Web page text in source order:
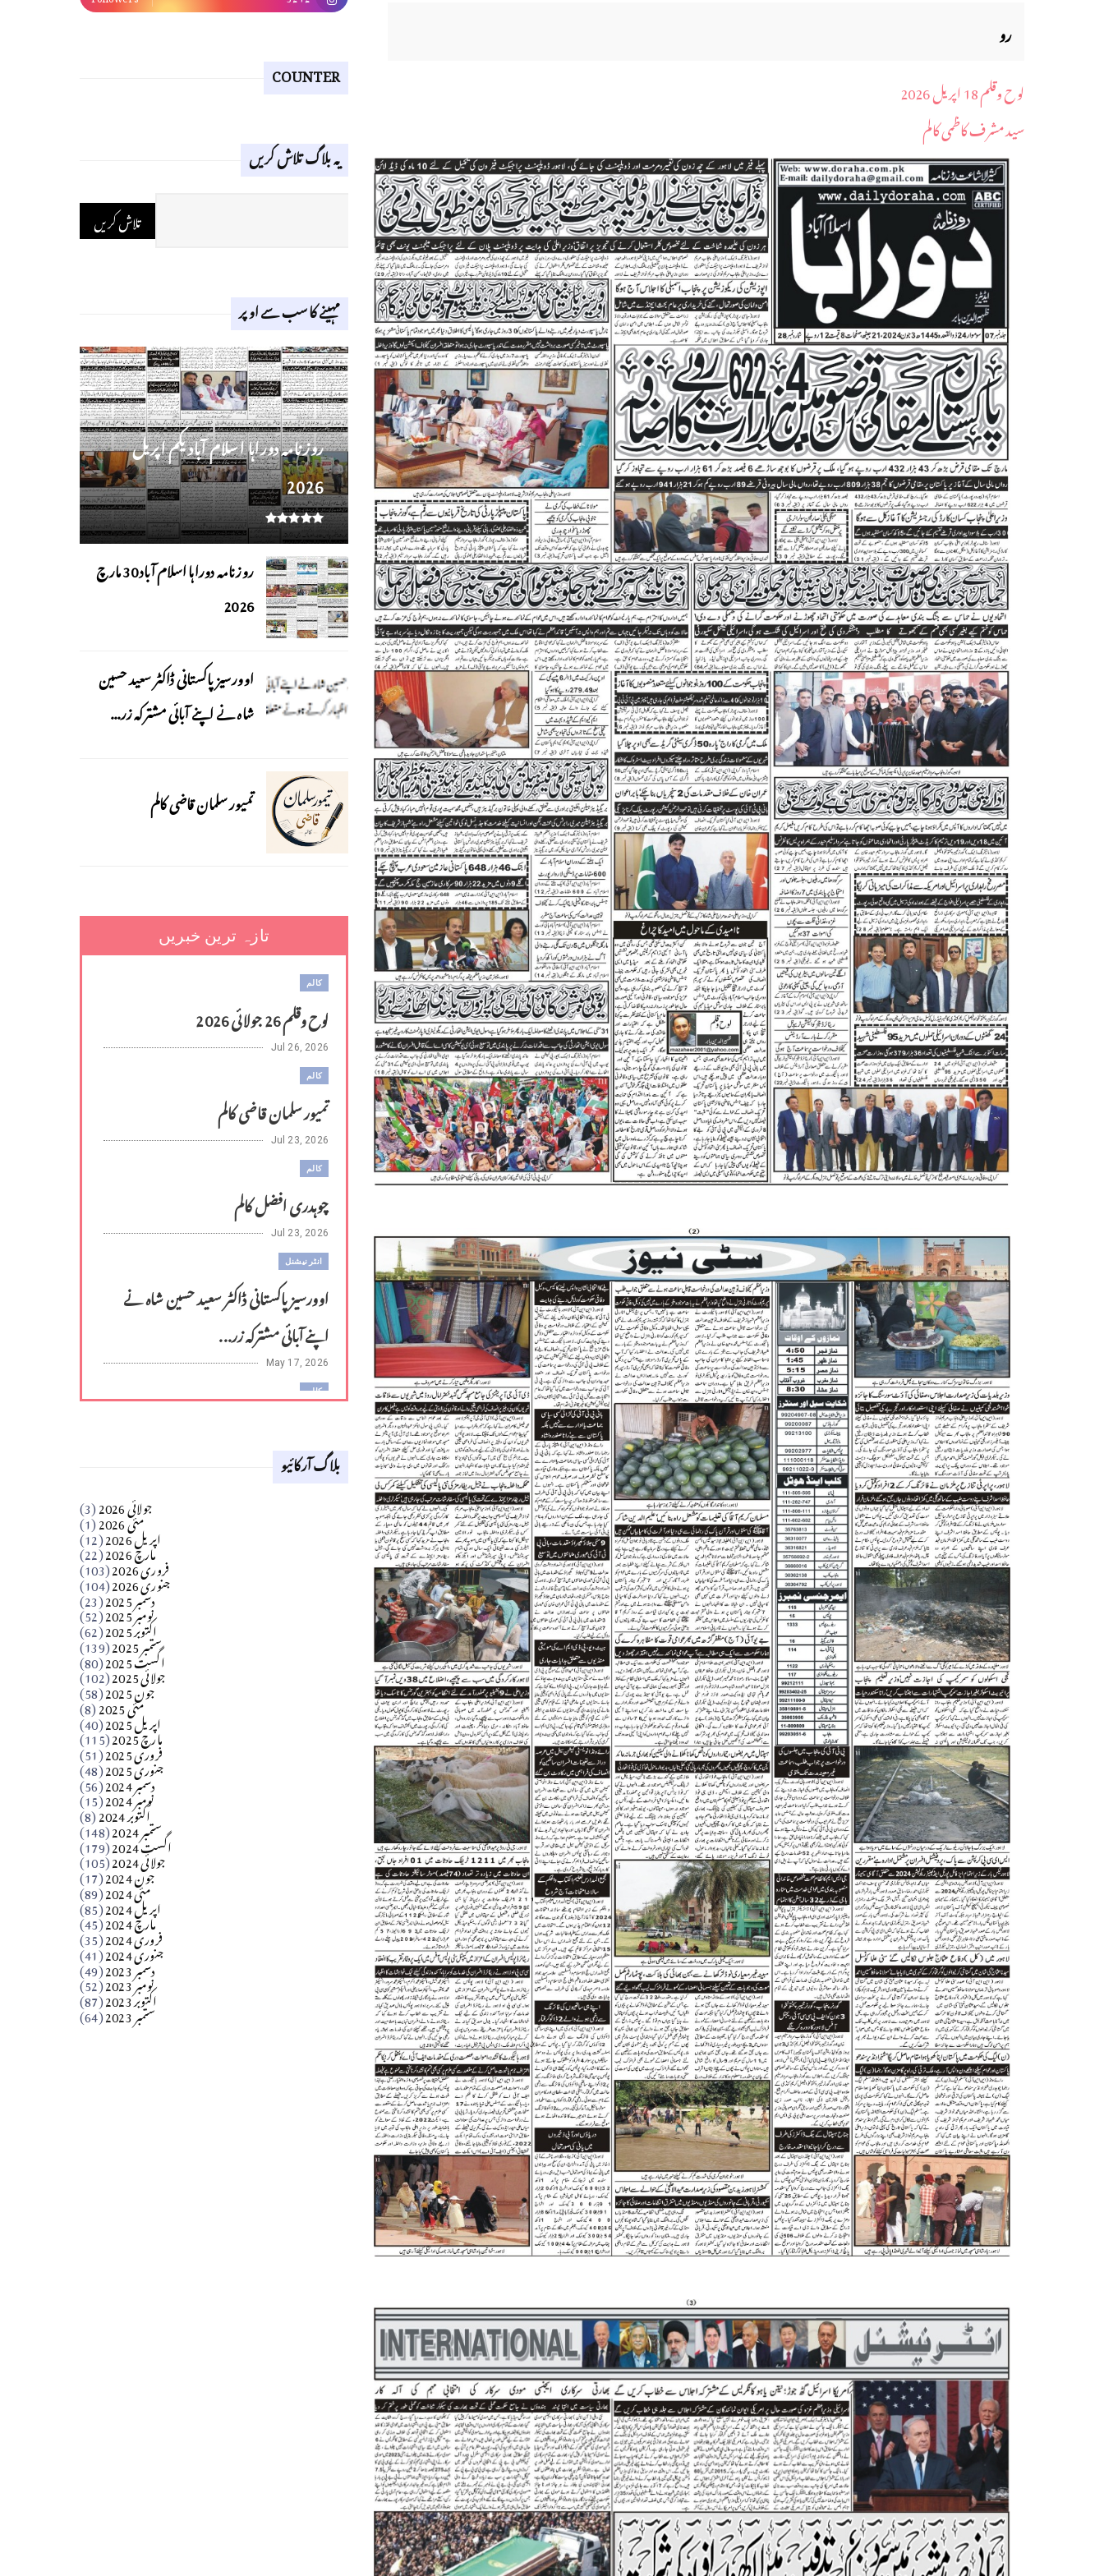
رو
لوح وقلم 18 اپریل 2026
سید مشرف کاظمی کالم
COUNTER
یہ بلاگ تلاش کریں
مہینے کا سب سے اوپر
روز نامہ دوراہا اسلام آباد یکم اپریل
2026
روزنامہ دوراہا اسلام آباد 30 مارچ
2026
اوورسیز پاکستانی ڈاکٹر سعید حسین
شاہ نے اپنے آبائی مشترکہ زر...
تمیور سلمان قاضی کالم
تازہ ترین خبریں
کالم
لوح وقلم 26 جولائی 2026
Jul 26, 2026
کالم
تمیور سلمان قاضی کالم
Jul 23, 2026
کالم
چوہدری افضل کالم
Jul 23, 2026
انٹر نیشنل
اوورسیز پاکستانی ڈاکٹر سعید حسین شاہ نے
اپنے آبائی مشترکہ زر...
May 17, 2026
کالم
Apr 18, 2026
آزاد کشمیر جیسے احتجاج کی ضرورت ہے؟
​تحریر: عاصم نواز طاہرخیلی (غازی/ہری پور)
بلاگ آرکائیو
جولائی 2026 (3) مئی 2026 (1) اپریل 2026 (12) مارچ 2026 (22) فروری 2026 (103) جنوری 2026 (104) دسمبر 2025 (23) نومبر 2025 (52) اکتوبر 2025 (62) ستمبر 2025 (139) اگست 2025 (80) جولائی 2025 (102) جون 2025 (58) مئی 2025 (8) اپریل 2025 (40) مارچ 2025 (115) فروری 2025 (51) جنوری 2025 (48) دسمبر 2024 (56) نومبر 2024 (15) اکتوبر 2024 (8) ستمبر 2024 (148) اگست 2024 (179) جولائی 2024 (105) جون 2024 (17) مئی 2024 (89) اپریل 2024 (85) مارچ 2024 (45) فروری 2024 (35) جنوری 2024 (41) دسمبر 2023 (49) نومبر 2023 (52) اکتوبر 2023 (87) ستمبر 2023 (64)